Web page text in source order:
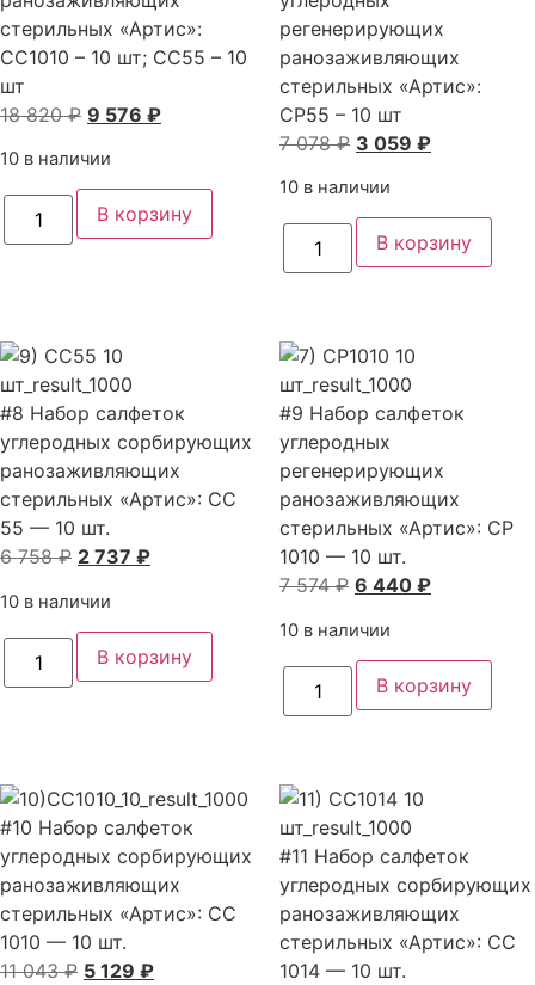
CC1010
–
5
CP1010
–
шт;
10
шт;
CP55
–
10
шт
стерильных «Артис»:
CC1010 – 10 шт; CC55 – 10
шт
18 820₽ Первоначальная
составляла
820 ₽.
9 576 ₽Текущая
576 ₽.
10 в наличии
Количество
товара
#5
ранозаживляющих
стерильных
«Артис»:
CC1010
–
10
шт;
CC55
–
10
шт
В корзину
регенерирующих
ранозаживляющих
стерильных «Артис»:
CP55 – 10 шт
7 078₽ Первоначальная
составляла
7
078 ₽.
3 059 ₽Текущая
10 в наличии
Количество
товара
#7
регенерирующих
ранозаживляющих
стерильных
«Артис»:
CP55
–
10
шт
В корзину
#8 Набор салфеток
углеродных сорбирующих
ранозаживляющих
стерильных «Артис»: СС
55 — 10 шт.
6 758₽ Первоначальная
составляла
6
758 ₽.
2 737 ₽Текущая
10 в наличии
Количество
товара
#8
ранозаживляющих
стерильных
«Артис»:
СС
55
-
10
шт.
В корзину
#9 Набор салфеток
углеродных
регенерирующих
ранозаживляющих
стерильных «Артис»: СР
1010 — 10 шт.
7 574₽ Первоначальная
составляла
7
574 ₽.
6 440 ₽Текущая
10 в наличии
Количество
товара
#9
регенерирующих
ранозаживляющих
стерильных
«Артис»:
СР
1010
-
10
шт.
В корзину
#10 Набор салфеток
углеродных сорбирующих
ранозаживляющих
стерильных «Артис»: СС
1010 — 10 шт.
11 043₽ Первоначальная
5 129 ₽Текущая
#11 Набор салфеток
углеродных сорбирующих
ранозаживляющих
стерильных «Артис»: СС
1014 — 10 шт.